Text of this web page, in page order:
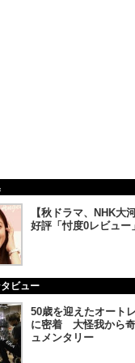
【秋ドラマ、NHK大
好評「忖度0レビュー
ビュー
50歳を迎えたオート
に密着 大怪我から
ュメンタリー